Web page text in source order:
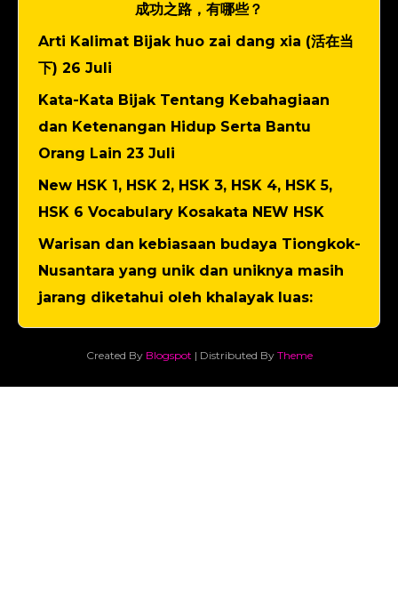
成功之路，有哪些？
Arti Kalimat Bijak huo zai dang xia (活在当
下) 26 Juli
Kata-Kata Bijak Tentang Kebahagiaan
dan Ketenangan Hidup Serta Bantu
Orang Lain 23 Juli
New HSK 1, HSK 2, HSK 3, HSK 4, HSK 5,
HSK 6 Vocabulary Kosakata NEW HSK
Warisan dan kebiasaan budaya Tiongkok-
Nusantara yang unik dan uniknya masih
jarang diketahui oleh khalayak luas:
Created By Blogspot | Distributed By Theme